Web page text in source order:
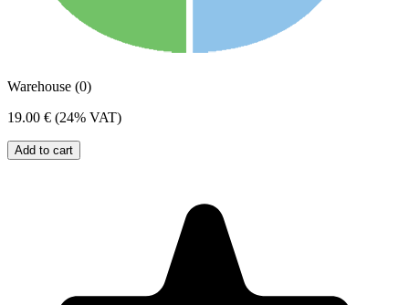
Warehouse (0)
19.00 € (24% VAT)
Add to cart